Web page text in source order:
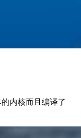
内核而且编译了